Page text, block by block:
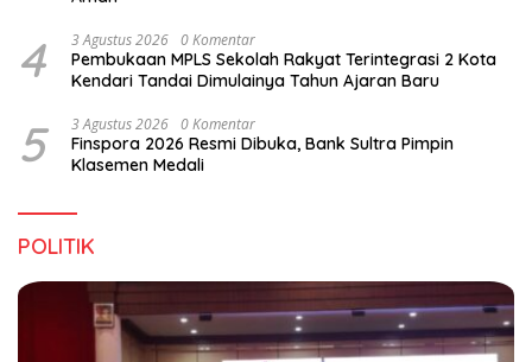
4 3 Agustus 2026 0 Komentar
Pembukaan MPLS Sekolah Rakyat Terintegrasi 2 Kota
Kendari Tandai Dimulainya Tahun Ajaran Baru
5 3 Agustus 2026 0 Komentar
Finspora 2026 Resmi Dibuka, Bank Sultra Pimpin
Klasemen Medali
POLITIK